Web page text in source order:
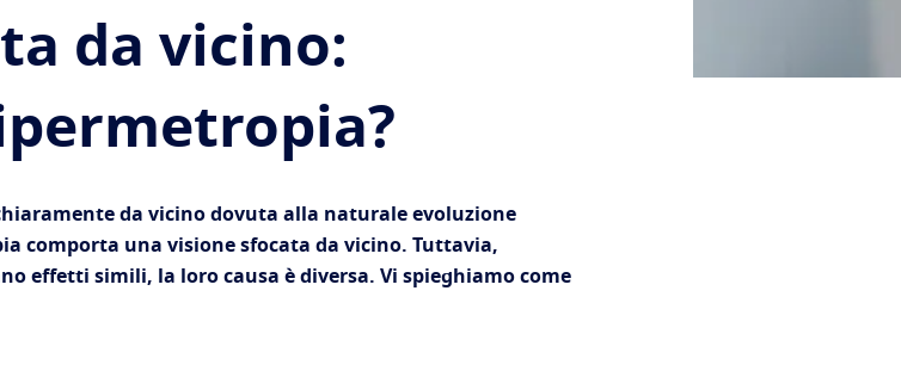
da vicino:
da vicino dovuta alla naturale evoluzione
comporta una visione sfocata da vicino. Tuttavia,
effetti simili, la loro causa è diversa. Vi spieghiamo come